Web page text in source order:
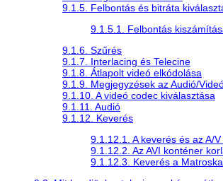
9.1.5. Felbontás és bitráta
9.1.5.1. Felbontás
9.1.6. Szűrés
9.1.7. Interlacing és Telecine
9.1.8. Átlapolt videó elkódolása
9.1.9. Megjegyzések az Audió/
9.1.10. A videó codec kiválasztása
9.1.11. Audió
9.1.12. Keverés
9.1.12.1. A keverés és az A/
9.1.12.2. Az AVI konténer
9.1.12.3. Keverés a